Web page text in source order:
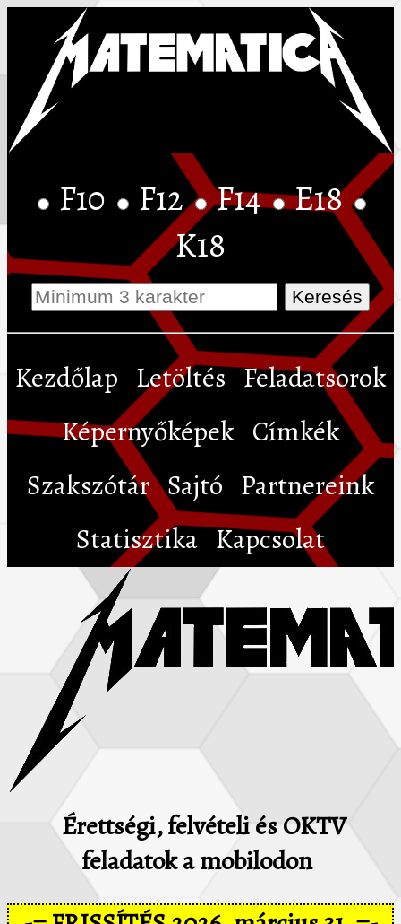
F10 F12 F14 E18
K18
Kezdőlap Letöltés Feladatsorok
Képernyőképek Címkék
Szakszótár Sajtó Partnereink
Statisztika Kapcsolat
Érettségi, felvételi és OKTV
feladatok a mobilodon